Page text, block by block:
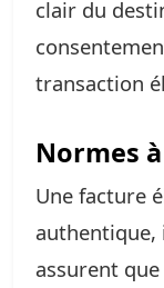
clair du
transaction
Normes
Une facture
authentique,
assurent